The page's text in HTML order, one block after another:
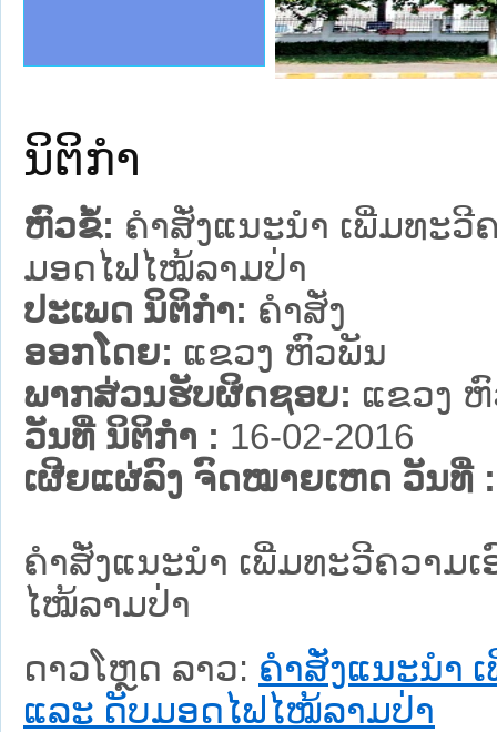
ຊາຊົນ ພາກເໜືອ
ການ
ກາງ
ກໃຕ້
ນຕຳຫຼວດປະຊາຊົນ
ສັນຕິບານປະຊາຊົນ
ກເໜືອ
ຊາຊົນ ພາກກາງ
ນິຕິກໍາ
ຫົວຂໍ້: ຄຳສັ່ງແນະນຳ ເພີ່ມທະວີ
ມອດໄຟໄໝ້ລາມປ່າ
ປະເພດ ນິຕິກໍາ: ຄໍາສັ່ງ
ອອກໂດຍ: ແຂວງ ຫົວພັນ
ພາກສ່ວນຮັບຜິດຊອບ: ແຂວງ
ວັນທີ່ ນິຕິກໍາ : 16-02-2016
ເຜີຍແຜ່ລົງ ຈົດໝາຍເຫດ ວັນທີ່ :
ຄຳສັ່ງແນະນຳ ເພີ່ມທະວີຄວາມ
ໄໝ້ລາມປ່າ
ດາວໂຫຼດ ລາວ: ຄຳສັ່ງແນະນຳ
ແລະ ດັບມອດໄຟໄໝ້ລາມປ່າ